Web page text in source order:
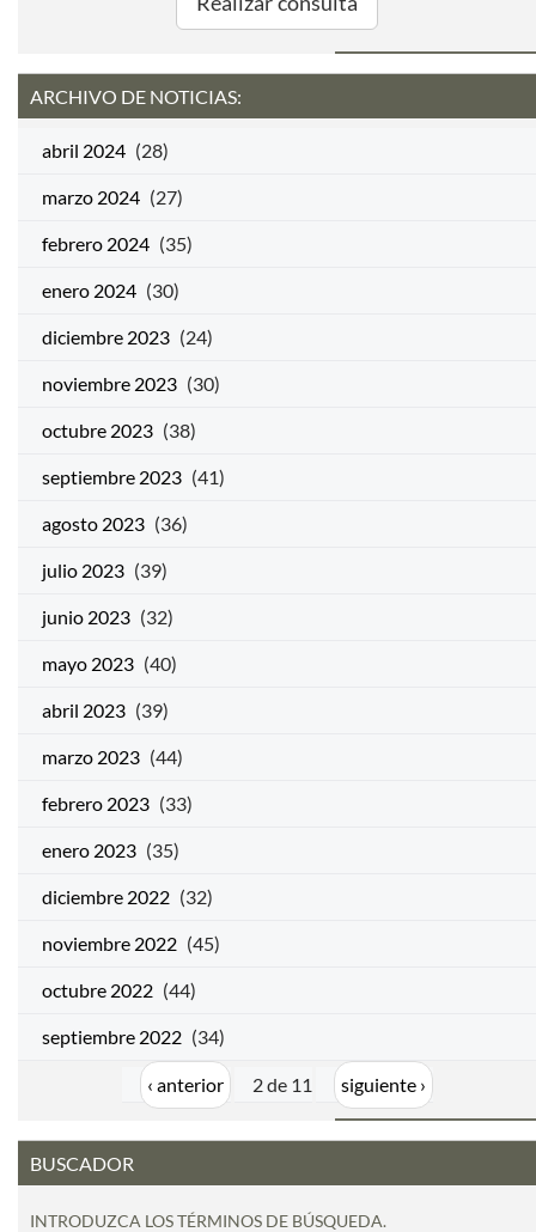
ARCHIVO DE NOTICIAS:
abril 2024 (28)
marzo 2024 (27)
febrero 2024 (35)
enero 2024 (30)
diciembre 2023 (24)
noviembre 2023 (30)
octubre 2023 (38)
septiembre 2023 (41)
agosto 2023 (36)
julio 2023 (39)
junio 2023 (32)
mayo 2023 (40)
abril 2023 (39)
marzo 2023 (44)
febrero 2023 (33)
enero 2023 (35)
diciembre 2022 (32)
noviembre 2022 (45)
octubre 2022 (44)
septiembre 2022 (34)
‹ anterior 2 de 11 siguiente ›
BUSCADOR
INTRODUZCA LOS TÉRMINOS DE BÚSQUEDA.